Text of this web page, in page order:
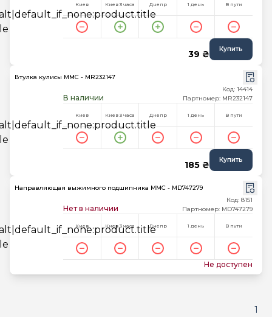
Киев Киев 3 часа Днепр 1 день В пути
39 ₴ Купить
Втулка кулисы MMC - MR232147
В наличии
Код: 14414
Партномер: MR232147
Киев Киев 3 часа Днепр 1 день В пути
185 ₴ Купить
Направляющая выжимного подшипника MMC - MD747279
Нет в наличии
Код: 8151
Партномер: MD747279
Киев Киев 3 часа Днепр 1 день В пути
Не доступен
1